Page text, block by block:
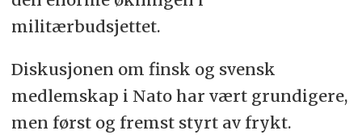
militærbudsjettet.
Diskusjonen om finsk og svensk
medlemskap i Nato har vært grundigere,
men først og fremst styrt av frykt.